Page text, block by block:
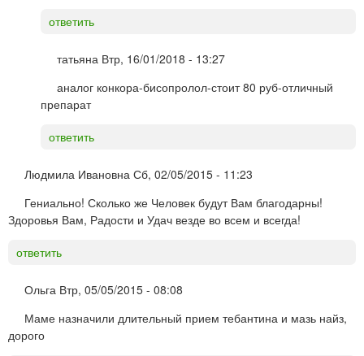
ответить
татьяна Втр, 16/01/2018 - 13:27
аналог конкора-бисопролол-стоит 80 руб-отличный
препарат
ответить
Людмила Ивановна Сб, 02/05/2015 - 11:23
Гениально! Сколько же Человек будут Вам благодарны!
Здоровья Вам, Радости и Удач везде во всем и всегда!
ответить
Ольга Втр, 05/05/2015 - 08:08
Маме назначили длительный прием тебантина и мазь найз,
дорого